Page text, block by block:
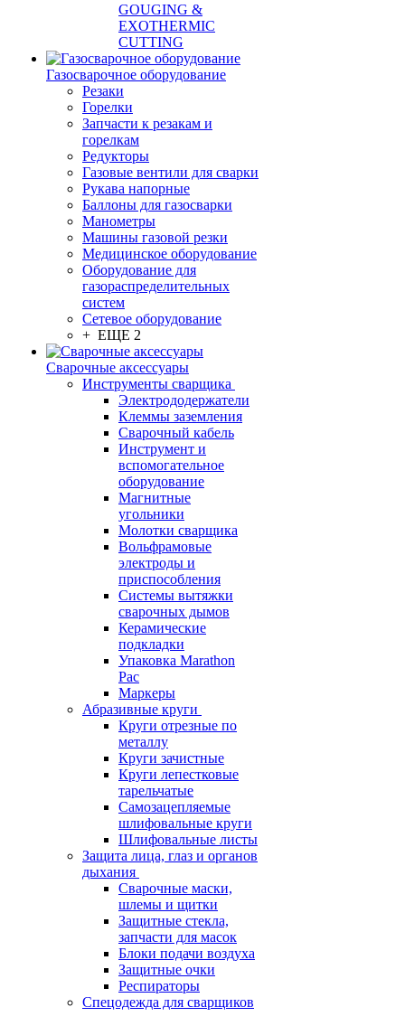
GOUGING &
EXOTHERMIC
CUTTING
Газосварочное оборудование
Резаки
Горелки
Запчасти к резакам и
горелкам
Редукторы
Газовые вентили для сварки
Рукава напорные
Баллоны для газосварки
Манометры
Машины газовой резки
Медицинское оборудование
Оборудование для
газораспределительных
систем
Сетевое оборудование
+ ЕЩЕ 2
Сварочные аксессуары
Инструменты сварщика
Электрододержатели
Клеммы заземления
Сварочный кабель
Инструмент и
вспомогательное
оборудование
Магнитные
угольники
Молотки сварщика
Вольфрамовые
электроды и
приспособления
Системы вытяжки
сварочных дымов
Керамические
подкладки
Упаковка Marathon
Pac
Маркеры
Абразивные круги
Круги отрезные по
металлу
Круги зачистные
Круги лепестковые
тарельчатые
Самозацепляемые
шлифовальные круги
Шлифовальные листы
Защита лица, глаз и органов
дыхания
Сварочные маски,
шлемы и щитки
Защитные стекла,
запчасти для масок
Блоки подачи воздуха
Защитные очки
Респираторы
Спецодежда для сварщиков